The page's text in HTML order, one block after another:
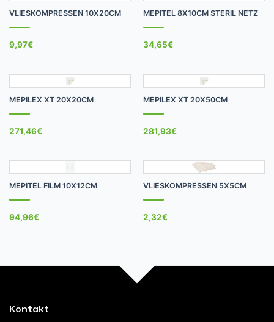
VLIESKOMPRESSEN 10X20CM
9,97€
MEPITEL 8X10CM STERIL NETZ
34,65€
MEPILEX XT 20X20CM
271,46€
MEPILEX XT 20X50CM
281,93€
MEPITEL FILM 10X12CM
94,96€
VLIESKOMPRESSEN 5X5CM
2,32€
Kontakt